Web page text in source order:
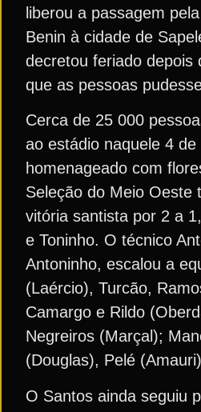
liberou a passagem
Benin à cidade de
decretou feriado depois
que as pessoas
Cerca de 25 000
ao estádio naquele 4
homenageado com
Seleção do Meio Oeste
vitória santista por 2 a
e Toninho. O técnico
Antoninho, escalou a
(Laércio), Turcão,
Camargo e Rildo
Negreiros (Marçal);
(Douglas), Pelé
O Santos ainda seguiu